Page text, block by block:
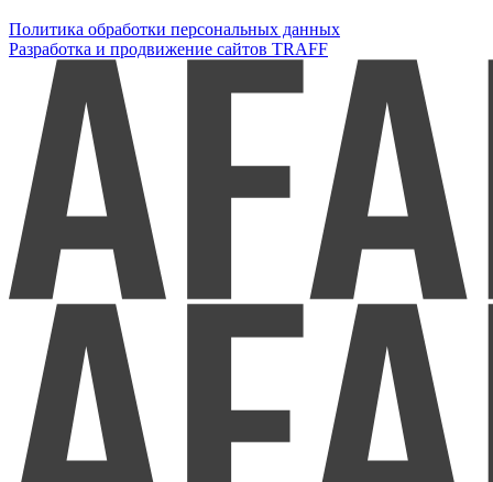
Политика обработки персональных данных
Разработка и продвижение сайтов TRAFF